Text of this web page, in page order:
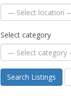
Select category
Search Listings